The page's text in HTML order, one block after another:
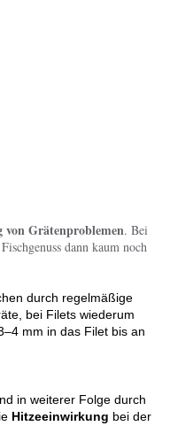
von Grätenproblemen. Bei
dann kaum noch
durch regelmäßige
bei Filets wiederum
mm in das Filet bis an
in weiterer Folge durch
Hitzeeinwirkung bei der